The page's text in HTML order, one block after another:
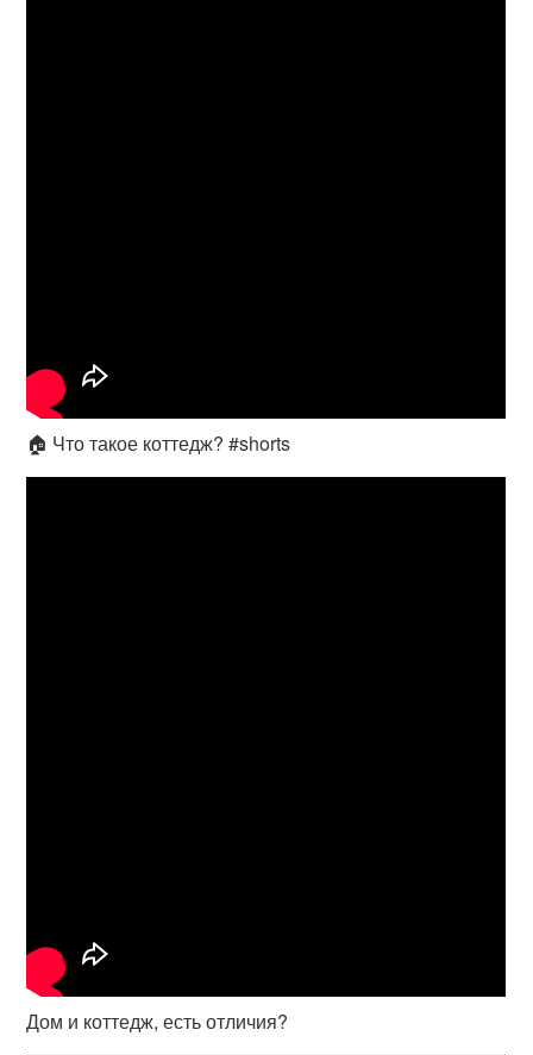
🏠 Что такое коттедж? #shorts
Дом и коттедж, есть отличия?